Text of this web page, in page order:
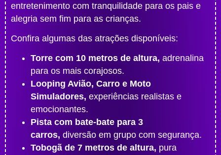
entretenimento com tranquilidade para os pais e
alegria sem fim para as crianças.
Confira algumas das atrações disponíveis:
Torre com 10 metros de altura, adrenalina
para os mais corajosos.
Looping Avião, Carro e Moto
Simuladores, experiências realistas e
emocionantes.
Pista com bate-bate para 3
carros, diversão em grupo com segurança.
Tobogã de 7 metros de altura, pura